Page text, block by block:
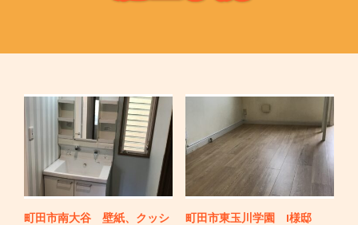
町田市南大谷 壁紙、クッシ
町田市東玉川学園 I様邸